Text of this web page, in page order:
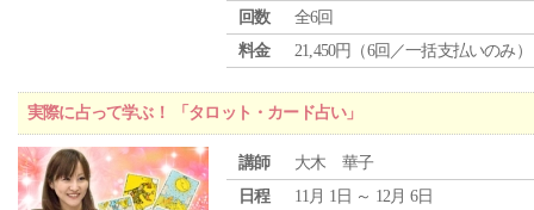
回数
全6回
料金
21,450円（6回／一括支払いのみ）
実際に占って学ぶ！ 「タロット・カード占い」
講師
大木 華子
日程
11月 1日 ～ 12月 6日